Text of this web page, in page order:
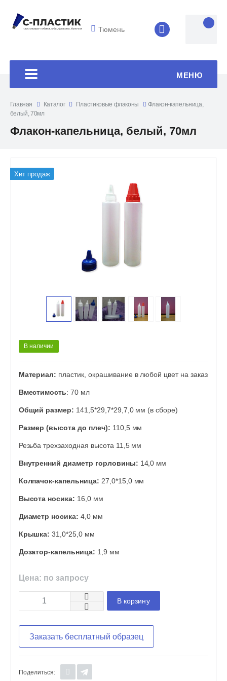
Тюмень 8 (4852) 33-
МЕНЮ
Главная Каталог Пластиковые флаконы
Флакон-капельница,
белый, 70мл
Флакон-капельница, белый, 70мл
Хит продаж
В наличии
Материал: пластик, окрашивание в любой цвет на заказ
Вместимость: 70 мл
Общий размер: 141,5*29,7*29,7,0 мм (в сборе)
Размер (высота до плеч): 110,5 мм
Резьба трехзаходная высота 11,5 мм
Внутренний диаметр горловины: 14,0 мм
Колпачок-капельница: 27,0*15,0 мм
Высота носика: 16,0 мм
Диаметр носика: 4,0 мм
Крышка: 31,0*25,0 мм
Дозатор-капельница: 1,9 мм
Цена: по запросу
В корзину
Заказать бесплатный образец
Поделиться: